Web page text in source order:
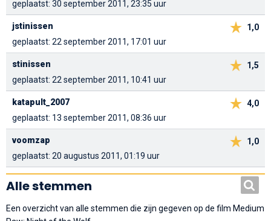
geplaatst: 30 september 2011, 23:35 uur
1,0
jstinissen
geplaatst: 22 september 2011, 17:01 uur
1,5
stinissen
geplaatst: 22 september 2011, 10:41 uur
4,0
katapult_2007
geplaatst: 13 september 2011, 08:36 uur
1,0
voomzap
geplaatst: 20 augustus 2011, 01:19 uur
Alle stemmen
Een overzicht van alle stemmen die zijn gegeven op de film Medium